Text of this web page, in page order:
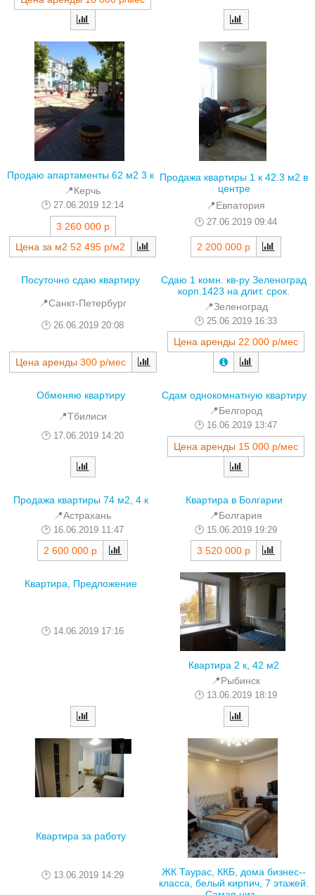
Продаю апартаменты 62 м2 3 к
📍Керчь
27.06.2019 12:14
3 260 000 р
Цена за м2 52 495 р/м2
Продажа квартиры 1 к 42.3 м2 в
центре
📍Евпатория
27.06.2019 09:44
2 200 000 р
Посуточно сдаю квартиру
📍Санкт-Петербург
26.06.2019 20:08
Цена аренды 300 р/мес
Сдаю 1 комн. кв-ру Зеленоград
корп.1423 на длит. срок.
📍Зеленоград
25.06.2019 16:33
Цена аренды 22 000 р/мес
Обменяю квартиру
📍Тбилиси
17.06.2019 14:20
Сдам однокомнатную квартиру
📍Белгород
16.06.2019 13:47
Цена аренды 15 000 р/мес
Продажа квартиры 74 м2, 4 к
📍Астрахань
16.06.2019 11:47
2 600 000 р
Квартира в Болгарии
📍Болгария
15.06.2019 19:29
3 520 000 р
Квартира, Предложение
14.06.2019 17:16
Квартира 2 к, 42 м2
📍Рыбинск
13.06.2019 18:19
Квартира за работу
13.06.2019 14:29
ЖК Таурас, ККБ, дома бизнес--
класса, белый кирпич, 7 этажей.